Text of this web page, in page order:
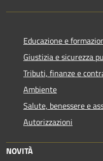
Educazione e
Giustizia e sicurezza
Tributi, finanze e
Ambiente
Salute, benessere e
Autorizzazioni
NOVITÀ